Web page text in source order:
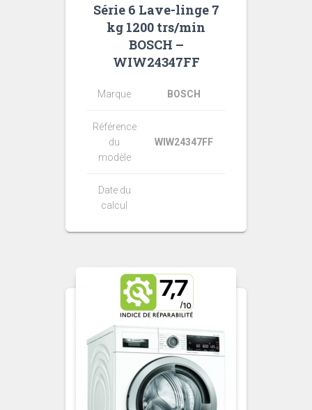
Série 6 Lave-linge 7
kg 1200 trs/min
BOSCH –
WIW24347FF
Marque BOSCH
Référence
du
modèle
WIW24347FF
Date du
calcul